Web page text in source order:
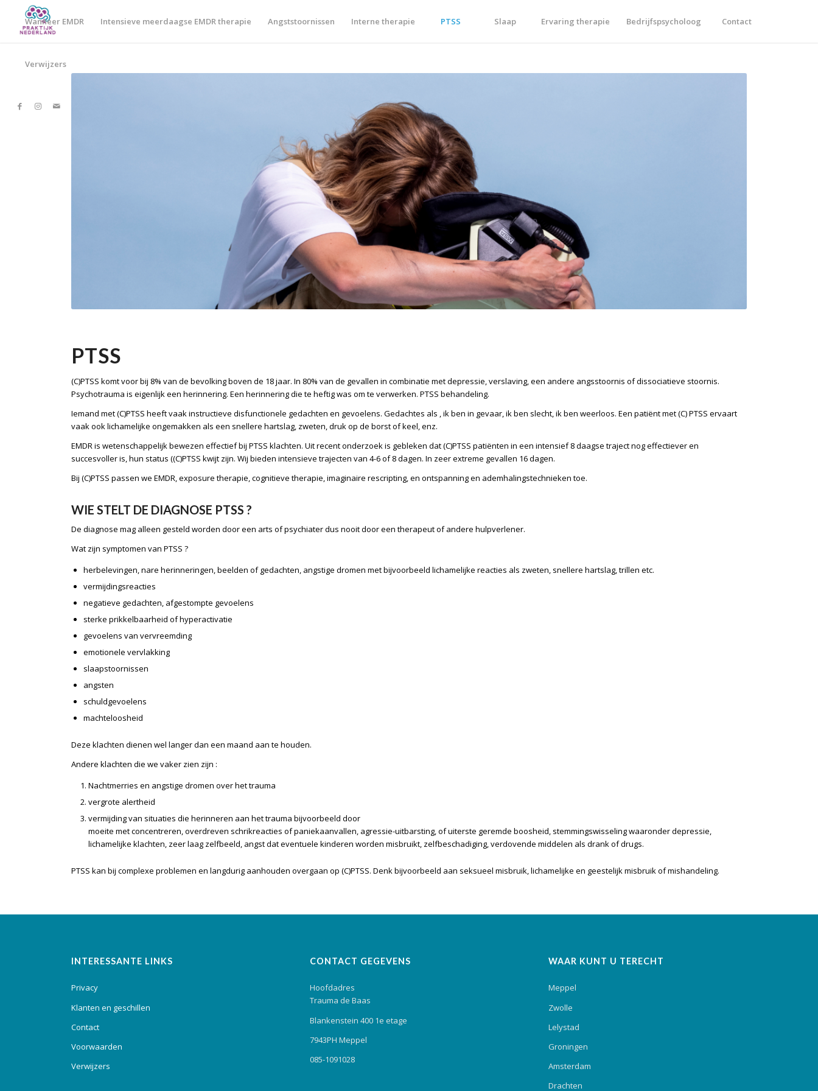
Wanneer EMDR Intensieve meerdaagse EMDR therapie Angststoornissen Interne therapie PTSS Slaap Ervaring therapie Bedrijfspsycholoog Contact
Verwijzers
PTSS
(C)PTSS komt voor bij 8% van de bevolking boven de 18 jaar. In 80% van de gevallen in combinatie met depressie, verslaving, een andere angsstoornis of dissociatieve stoornis.
Psychotrauma is eigenlijk een herinnering. Een herinnering die te heftig was om te verwerken. PTSS behandeling.
Iemand met (C)PTSS heeft vaak instructieve disfunctionele gedachten en gevoelens. Gedachtes als , ik ben in gevaar, ik ben slecht, ik ben weerloos. Een patiënt met (C) PTSS ervaart
vaak ook lichamelijke ongemakken als een snellere hartslag, zweten, druk op de borst of keel, enz.
EMDRis wetenschappelijk bewezen effectief bij PTSS klachten. Uit recent onderzoek is gebleken dat (C)PTSS patiënten in een intensief 8 daagse traject nog effectiever en
succesvoller is, hun status ((C)PTSS kwijt zijn. Wij biedenintensieve trajecten van 4-6 of 8 dagen. In zeer extreme gevallen 16 dagen.
Bij (C)PTSS passen we EMDR, exposure therapie, cognitieve therapie, imaginaire rescripting, en ontspanning en ademhalingstechnieken toe.
WIE STELT DE DIAGNOSE PTSS ?
De diagnose mag alleen gesteld worden door een arts of psychiater dus nooit door een therapeut of andere hulpverlener.
Wat zijn symptomen van PTSS ?
herbelevingen, nare herinneringen, beelden of gedachten, angstige dromen met bijvoorbeeld lichamelijke reacties als zweten, snellere hartslag, trillen etc.
vermijdingsreacties
negatieve gedachten, afgestompte gevoelens
sterke prikkelbaarheid of hyperactivatie
gevoelens van vervreemding
emotionele vervlakking
slaapstoornissen
angsten
schuldgevoelens
machteloosheid
Deze klachten dienen wel langer dan een maand aan te houden.
Andere klachten die we vaker zien zijn :
Nachtmerries en angstige dromen over het trauma
vergrote alertheid
vermijding van situaties die herinneren aan het trauma bijvoorbeeld door
moeite met concentreren, overdreven schrikreacties of paniekaanvallen, agressie-uitbarsting, of uiterste geremde boosheid, stemmingswisseling waaronder depressie,
lichamelijke klachten, zeer laag zelfbeeld, angst dat eventuele kinderen worden misbruikt, zelfbeschadiging, verdovende middelen als drank of drugs.
PTSS kan bij complexe problemen en langdurig aanhouden overgaan op (C)PTSS. Denk bijvoorbeeld aan seksueel misbruik, lichamelijke en geestelijk misbruik of mishandeling.
INTERESSANTE LINKS
Privacy
Klanten en geschillen
Contact
Voorwaarden
Verwijzers
CONTACT GEGEVENS
Hoofdadres
Trauma de Baas
Blankenstein 400 1e etage
7943PH Meppel
085-1091028
WAAR KUNT U TERECHT
Meppel
Zwolle
Lelystad
Groningen
Amsterdam
Drachten